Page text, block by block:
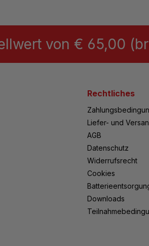
von € 65,00
Rechtliches
Liefer- und
AGB
Datenschutz
Widerrufsrecht
Cookies
Downloads